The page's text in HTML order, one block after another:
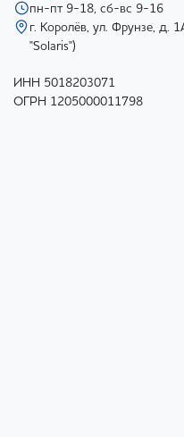
пн-пт 9-18, сб-вс 9-16
г. Королёв, ул. Фрунзе, д.
"Solaris")
ИНН 5018203071
ОГРН 1205000011798